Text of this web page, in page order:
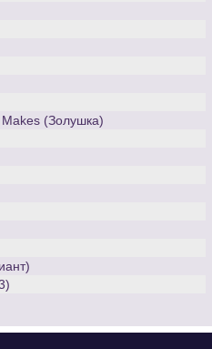
(Золушка)